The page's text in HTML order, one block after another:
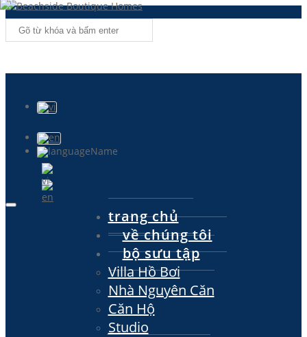
trang chủ
về chúng tôi
bộ sưu tập
Villa Hồ Bơi
Nhà Nguyên Căn
Căn Hộ
Studio